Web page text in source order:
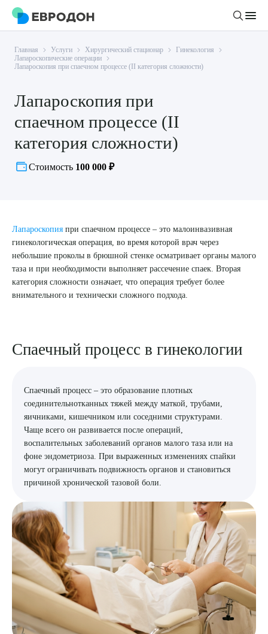
Личный кабинет
О компании
Руководство клиники
Вакансии
Политика конфиденциальности
Пользовательское соглашение
Врачи
Услуги и цены
Направления
Хирургический стационар
Подготовка к диагностике
ДМС
Филиалы
ЗАПИСЬ ОНЛАЙН
Главная Услуги Хирургический стационар
Гинекология
Лапароскопические операции
Лапароскопия при спаечном процессе (II категория сложности)
Лапароскопия при
спаечном процессе (II
категория сложности)
Стоимость 100 000 ₽
Лапароскопия при спаечном процессе – это малоинвазивная
гинекологическая операция, во время которой врач через
небольшие проколы в брюшной стенке осматривает органы малого
таза и при необходимости выполняет рассечение спаек. Вторая
категория сложности означает, что операция требует более
внимательного и технически сложного подхода.
Спаечный процесс в гинекологии
Спаечный процесс – это образование плотных
соединительнотканных тяжей между маткой, трубами,
яичниками, кишечником или соседними структурами.
Чаще всего он развивается после операций,
воспалительных заболеваний органов малого таза или на
фоне эндометриоза. При выраженных изменениях спайки
могут ограничивать подвижность органов и становиться
причиной хронической тазовой боли.